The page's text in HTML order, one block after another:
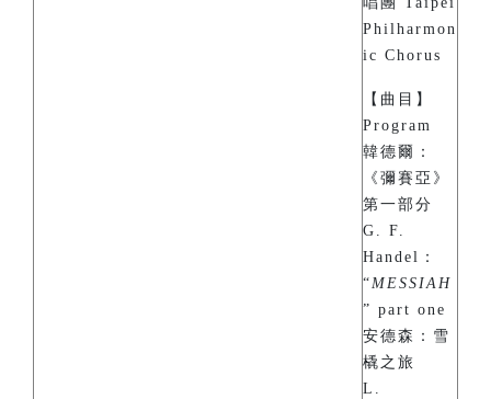
Philharmon
ic Chorus
【曲目】
Program
韓德爾：
《彌賽亞》
第一部分
G. F.
Handel：
“MESSIAH
” part one
安德森：雪
橇之旅
L.